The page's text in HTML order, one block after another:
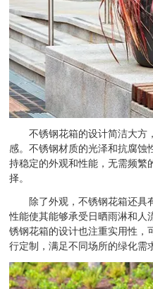
不锈钢花箱的设计简洁大方
感。不锈钢材质的光泽和抗腐蚀
持稳定的外观和性能，无需频繁
择。
除了外观，不锈钢花箱还具
性能使其能够承受日晒雨淋和人
锈钢花箱的设计也注重实用性，
行定制，满足不同场所的绿化需